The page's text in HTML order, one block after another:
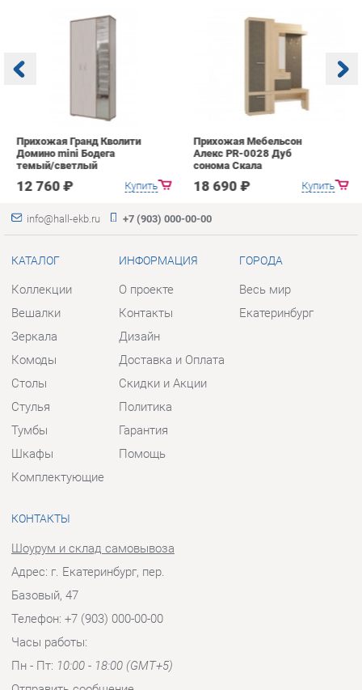
Прихожая Гранд Кволити
Домино mini Бодега
12 760 ₽ Купить
Прихожая Мебельсон
КАТАЛОГ
Зеркала
Столы
Стулья
Тумбы
Шкафы
Комплектующие
ИНФОРМАЦИЯ
Контакты
Дизайн
Скидки и Акции
Политика
Гарантия
Помощь
ГОРОДА
Шоурум и склад самовывоза
Часы работы:
Отправить сообщение